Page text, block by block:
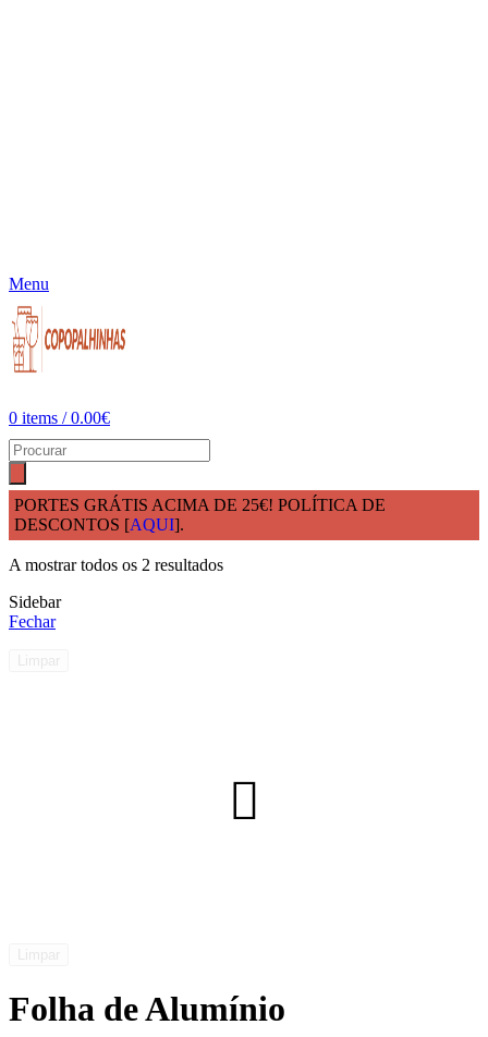
Menu
0 items / 0.00€
PORTES GRÁTIS ACIMA DE 25€! POLÍTICA DE
DESCONTOS [AQUI].
InícioModeloFolha de Alumínio
A mostrar todos os 2 resultados
Sidebar
Fechar
Folha de Alumínio